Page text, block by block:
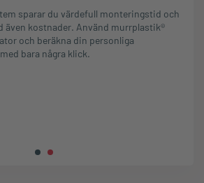
sparar du värdefull monteringstid och
även kostnader. Använd murrplastik®
och beräkna din personliga
bara några klick.